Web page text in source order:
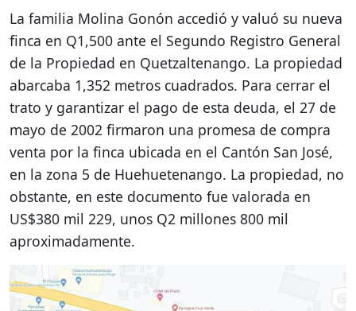
La familia Molina Gonón accedió y valuó su nueva
finca en Q1,500 ante el Segundo Registro General
de la Propiedad en Quetzaltenango. La propiedad
abarcaba 1,352 metros cuadrados. Para cerrar el
trato y garantizar el pago de esta deuda, el 27 de
mayo de 2002 firmaron una promesa de compra
venta por la finca ubicada en el Cantón San José,
en la zona 5 de Huehuetenango. La propiedad, no
obstante, en este documento fue valorada en
US$380 mil 229, unos Q2 millones 800 mil
aproximadamente.